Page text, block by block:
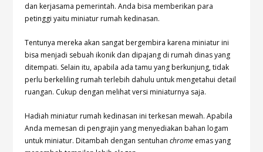
dan kerjasama pemerintah. Anda bisa memberikan para
petinggi yaitu miniatur rumah kedinasan.
Tentunya mereka akan sangat bergembira karena miniatur ini
bisa menjadi sebuah ikonik dan dipajang di rumah dinas yang
ditempati. Selain itu, apabila ada tamu yang berkunjung, tidak
perlu berkeliling rumah terlebih dahulu untuk mengetahui detail
ruangan. Cukup dengan melihat versi miniaturnya saja.
Hadiah miniatur rumah kedinasan ini terkesan mewah. Apabila
Anda memesan di pengrajin yang menyediakan bahan logam
untuk miniatur. Ditambah dengan sentuhanchrome emas yang